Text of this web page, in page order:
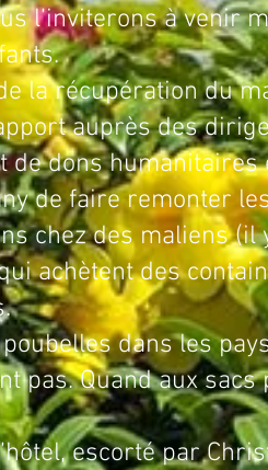
l’inviterons à venir
du matériel
auprès des
dons
de faire remonter
chez des maliens (il
achètent des
dans les
pas. Quand aux sacs
escorté par